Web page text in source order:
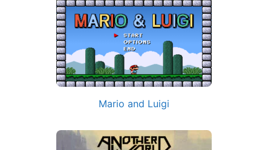
Mario and Luigi